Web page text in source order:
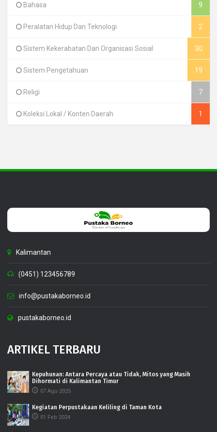
Bahasa 9
Peralatan Hidup Dan Teknologi 2
Sistem Kekerabatan Dan Organisasi Sosial 30
Sistem Pengetahuan 19
Religi 7
Koleksi Lokal / Konten Daerah 1
Kalimantan
(0451) 123456789
info@pustakaborneo.id
pustakaborneo.id
ARTIKEL TERBARU
Kepuhunan: Antara Percaya atau Tidak, Mitos yang Masih
Dihormati di Kalimantan Timur
07 Agu 2025
Kegiatan Perpustakaan Keliling di Taman Kota
01 Feb 2024